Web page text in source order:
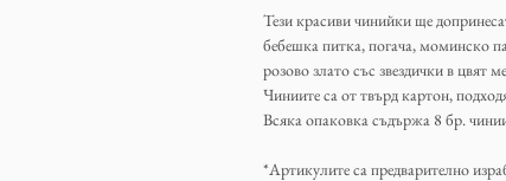
Тези красиви чинийки ще
бебешка питка, погача, моминско
розово злато със звездички в цвят
Чиниите са от твърд картон,
Всяка опаковка съдържа 8 бр.
*Артикулите са предварително